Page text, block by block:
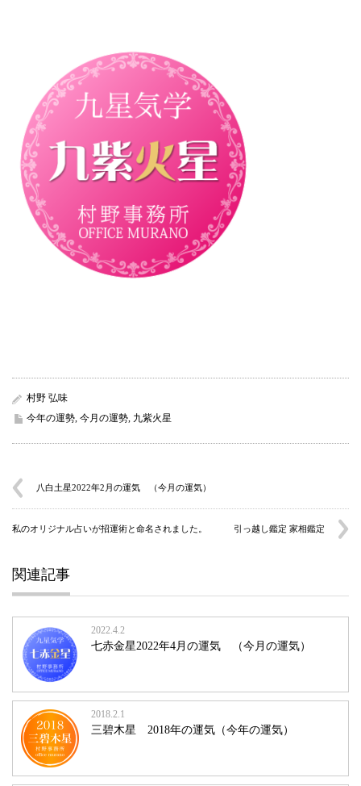
村野 弘味
今年の運勢, 今月の運勢, 九紫火星
八白土星2022年2月の運気 （今月の運気）
私のオリジナル占いが招運術と命名されました。 引っ越し鑑定 家相鑑定
関連記事
2022.4.2
七赤金星2022年4月の運気 （今月の運気）
2018.2.1
三碧木星 2018年の運気（今年の運気）